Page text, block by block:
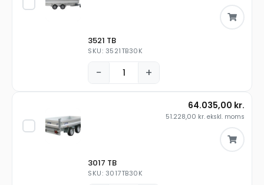
3521 TB
SKU: 3521TB30K
− +
3017 TB
SKU: 3017TB30K
64.035,00 kr.
51.228,00 kr. ekskl. moms